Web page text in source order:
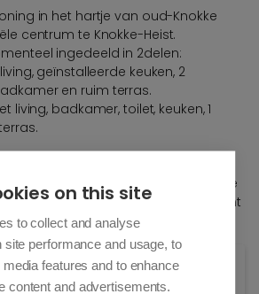
in het hartje van oud-Knokke
centrum te Knokke-Heist.
ingedeeld in 2delen:
geïnstalleerde keuken, 2
en ruim terras.
living, badkamer, toilet, keuken, 1
worden als een kangeroe-
beschikt niet over 2 afzonderlijke
stedenbouwkundige vlak. Dit dient
on this site
to collect and analyse
site performance and usage, to
features and to enhance
content and advertisements.